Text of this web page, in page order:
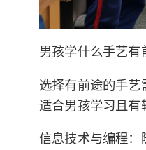
男孩学什么手艺有
选择有前途的手艺
适合男孩学习且有
信息技术与编程：